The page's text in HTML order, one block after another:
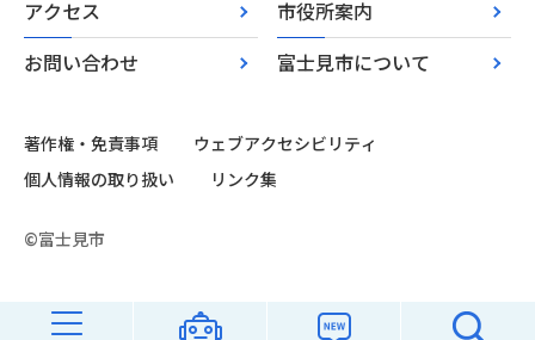
アクセス
市役所案内
お問い合わせ
富士見市について
著作権・免責事項
ウェブアクセシビリティ
個人情報の取り扱い
リンク集
©富士見市